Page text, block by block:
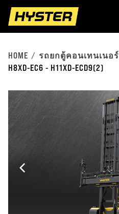
HOME
รถยกตู้คอนเทนเนอร์
H8XD-EC6 - H11XD-ECD9(2)